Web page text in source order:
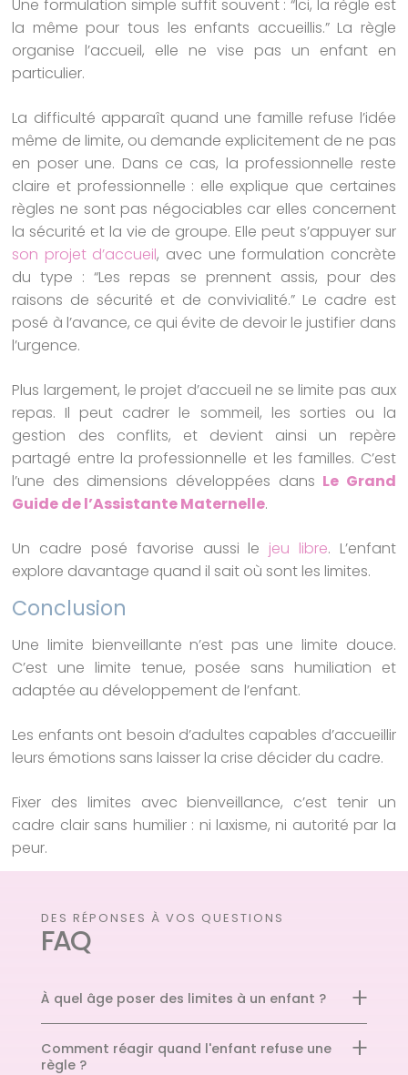
Une formulation simple suffit souvent : “Ici, la règle est
la même pour tous les enfants accueillis.” La règle
organise l’accueil, elle ne vise pas un enfant en
particulier.
La difficulté apparaît quand une famille refuse l’idée
même de limite, ou demande explicitement de ne pas
en poser une. Dans ce cas, la professionnelle reste
claire et professionnelle : elle explique que certaines
règles ne sont pas négociables car elles concernent
la sécurité et la vie de groupe. Elle peut s’appuyer sur
son projet d’accueil, avec une formulation concrète
du type : “Les repas se prennent assis, pour des
raisons de sécurité et de convivialité.” Le cadre est
posé à l’avance, ce qui évite de devoir le justifier dans
l’urgence.
Plus largement, le projet d’accueil ne se limite pas aux
repas. Il peut cadrer le sommeil, les sorties ou la
gestion des conflits, et devient ainsi un repère
partagé entre la professionnelle et les familles. C’est
l’une des dimensions développées dans Le Grand
Guide de l’Assistante Maternelle.
Un cadre posé favorise aussi le jeu libre. L’enfant
explore davantage quand il sait où sont les limites.
Conclusion
Une limite bienveillante n’est pas une limite douce.
C’est une limite tenue, posée sans humiliation et
adaptée au développement de l’enfant.
Les enfants ont besoin d’adultes capables d’accueillir
leurs émotions sans laisser la crise décider du cadre.
Fixer des limites avec bienveillance, c’est tenir un
cadre clair sans humilier : ni laxisme, ni autorité par la
peur.
DES RÉPONSES À VOS QUESTIONS
FAQ
À quel âge poser des limites à un enfant ?
Comment réagir quand l'enfant refuse une
règle ?